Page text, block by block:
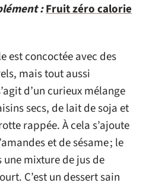
:Fruit zéro calorie
est concoctée avec des
mais tout aussi
d’un curieux mélange
secs, de lait de soja et
rappée. À cela s’ajoute
et de sésame ; le
mixture de jus de
C’est un dessert sain